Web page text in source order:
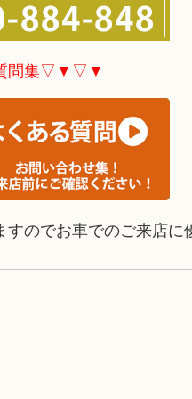
問集▽▼▽▼
のでお車でのご来店に